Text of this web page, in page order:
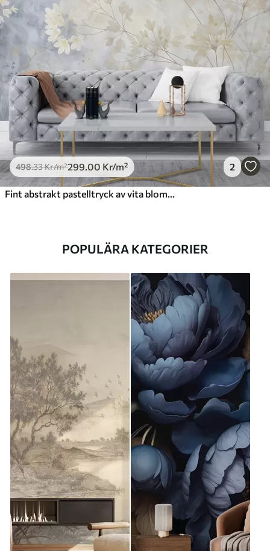
498.33Kr/m²299 .00 Kr/m² 2
POPULÄRA KATEGORIER